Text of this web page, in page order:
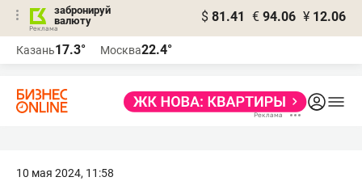
забронируй
валюту
$ 81.41 € 94.06 ¥ 12.06
Казань17.3° Москва22.4°
10 мая 2024, 11:58